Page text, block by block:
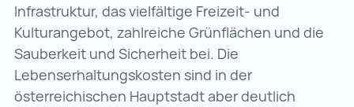
Infrastruktur, das vielfältige Freizeit- und
Kulturangebot, zahlreiche Grünflächen und die
Sauberkeit und Sicherheit bei. Die
Lebenserhaltungskosten sind in der
österreichischen Hauptstadt aber deutlich